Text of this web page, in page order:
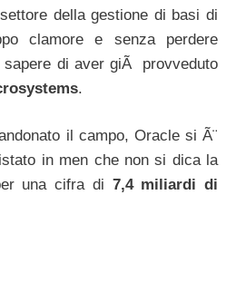
della gestione di basi di
clamore e senza perdere
sapere di aver giÃ provveduto
.
il campo, Oracle si Ã¨
in men che non si dica la
una cifra di 7,4 miliardi di